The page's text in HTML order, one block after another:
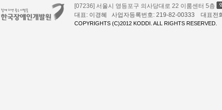
[07236] 서울시 영등포구 의사당대로 22 이룸센터 5층
대표: 이경혜 사업자등록번호: 219-82-00333 대표
COPYRIGHTS (C)2012 KODDI. ALL RIGHTS RESERVED.